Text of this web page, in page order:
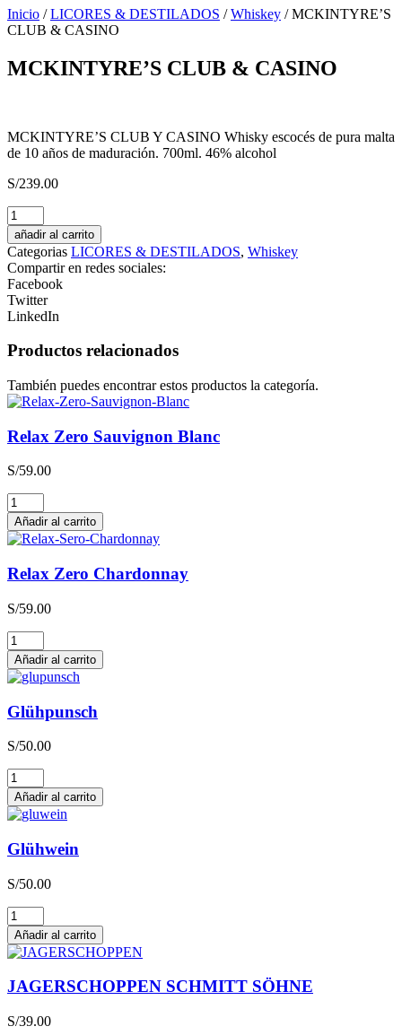
Inicio /LICORES & DESTILADOS /Whiskey / MCKINTYRE’S
CLUB & CASINO
MCKINTYRE’S CLUB & CASINO
MCKINTYRE’S CLUB Y CASINO Whisky escocés de pura malta
de 10 años de maduración. 700ml. 46% alcohol
S/239.00
Pisco
Tacama
Demonio
de
los
Andes
Quebranta
cantidad
añadir al carrito
Categorias LICORES & DESTILADOS, Whiskey
Compartir en redes sociales:
Facebook
Twitter
LinkedIn
Productos relacionados
También puedes encontrar estos productos la categoría.
Relax Zero Sauvignon Blanc
S/59.00
Relax
Zero
Sauvignon
Blanc
cantidad
Añadir al carrito
Relax Zero Chardonnay
S/59.00
Relax
Zero
Chardonnay
cantidad
Añadir al carrito
Glühpunsch
S/50.00
Glühpunsch
cantidad
Añadir al carrito
Glühwein
S/50.00
Glühwein
cantidad
Añadir al carrito
JAGERSCHOPPEN SCHMITT SÖHNE
S/39.00